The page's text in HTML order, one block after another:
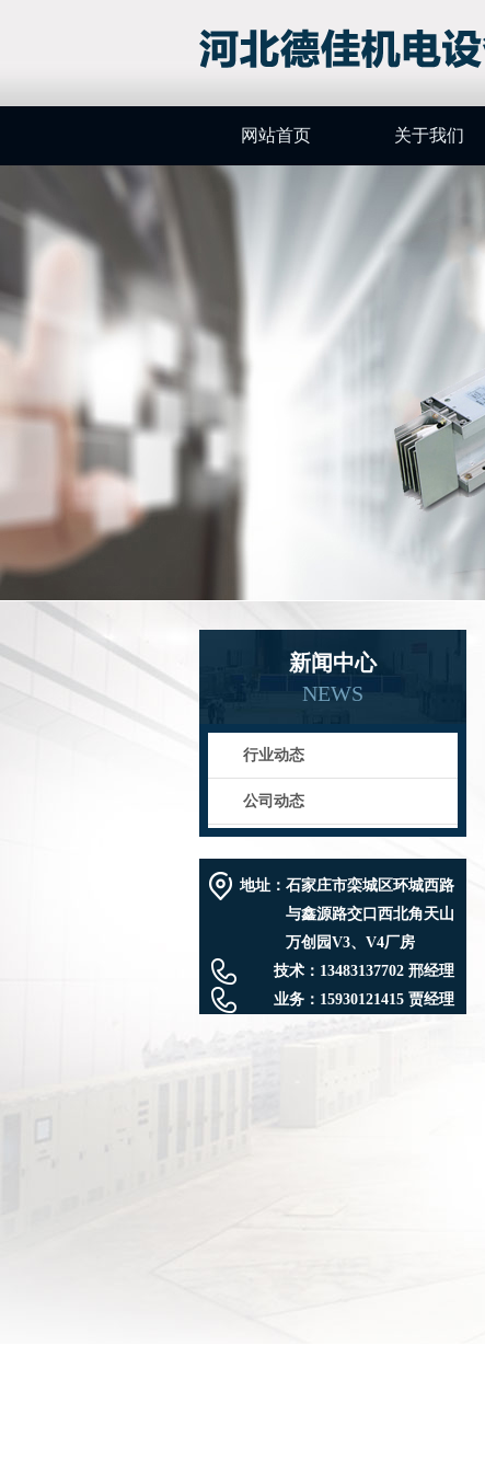
网站首页 关于我们
新闻中心
NEWS
行业动态
公司动态
地址： 石家庄市栾城区环城西路
与鑫源路交口西北角天山
万创园V3、V4厂房
技术： 13483137702 邢经理
业务： 15930121415 贾经理